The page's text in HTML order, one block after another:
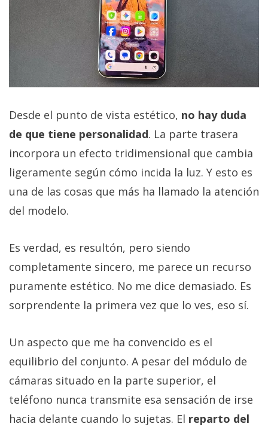
Desde el punto de vista estético, no hay duda
de que tiene personalidad. La parte trasera
incorpora un efecto tridimensional que cambia
ligeramente según cómo incida la luz. Y esto es
una de las cosas que más ha llamado la atención
del modelo.
Es verdad, es resultón, pero siendo
completamente sincero, me parece un recurso
puramente estético. No me dice demasiado. Es
sorprendente la primera vez que lo ves, eso sí.
Un aspecto que me ha convencido es el
equilibrio del conjunto. A pesar del módulo de
cámaras situado en la parte superior, el
teléfono nunca transmite esa sensación de irse
hacia delante cuando lo sujetas. El reparto del